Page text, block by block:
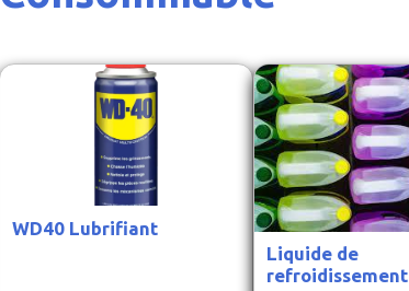
WD40 Lubrifiant
Liquide de
refroidissement